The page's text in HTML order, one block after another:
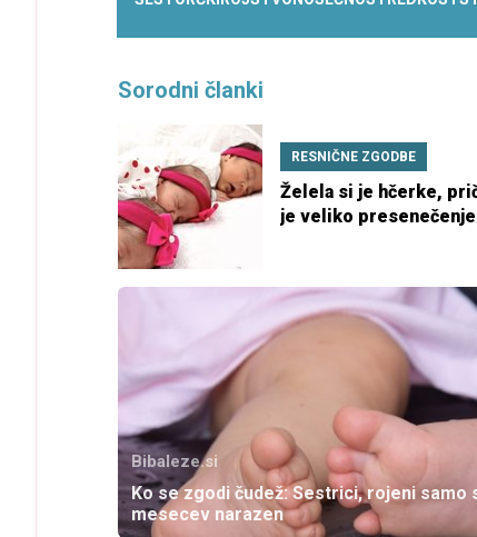
Sorodni članki
RESNIČNE ZGODBE
Želela si je hčerke,
je veliko presenečenje
Bibaleze.si
Ko se zgodi čudež: Sestrici, rojeni samo
mesecev narazen